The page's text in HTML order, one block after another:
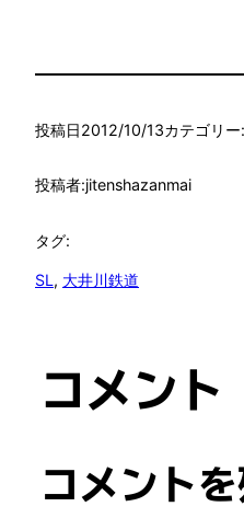
投稿日2012/10/13カテゴリー:
投稿者:jitenshazanmai
タグ:
SL, 大井川鉄道
コメント
コメント